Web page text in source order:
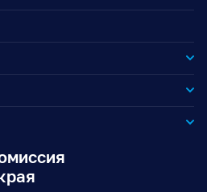
комиссии
комиссии
комиссиикомиссий